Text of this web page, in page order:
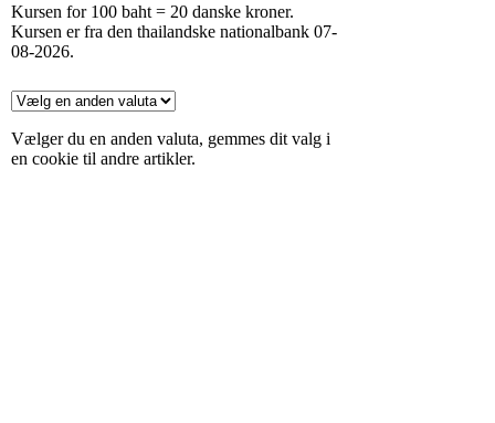
Kursen for 100 baht = 20 danske kroner.
Kursen er fra den thailandske nationalbank 07-
08-2026.
Vælger du en anden valuta, gemmes dit valg i
en cookie til andre artikler.